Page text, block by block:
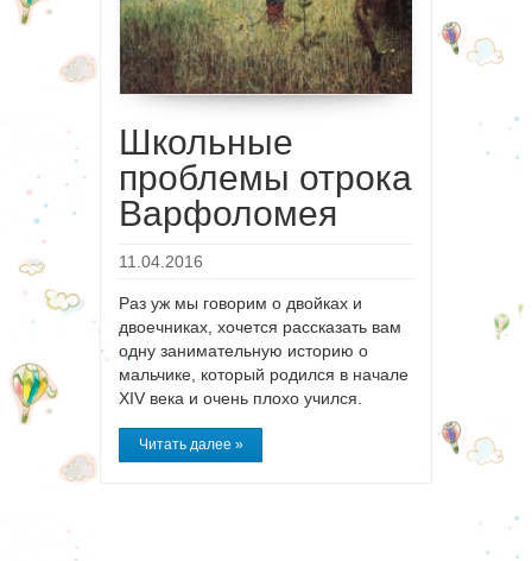
Школьные
проблемы отрока
Варфоломея
11.04.2016
Раз уж мы говорим о двойках и
двоечниках, хочется рассказать вам
одну занимательную историю о
мальчике, который родился в начале
XIV века и очень плохо учился.
Читать далее »